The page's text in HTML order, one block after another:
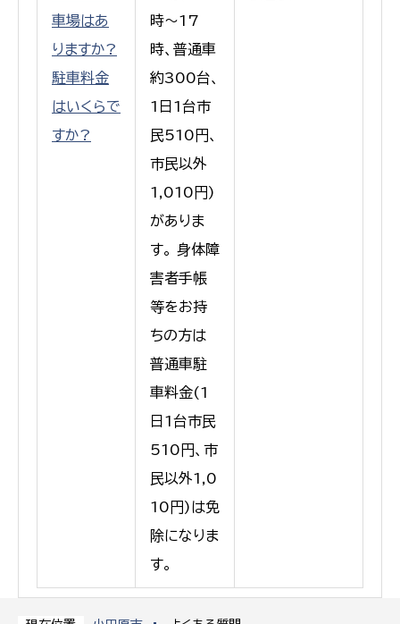
車場はあ
りますか?
駐車料金
はいくらで
すか?
時〜17
時、普通車
約300台、
1日1台市
民510円、
市民以外
1,010円)
がありま
す。 身体障
害者手帳
等をお持
ちの方は
普通車駐
車料金(1
日1台市民
510円、市
民以外1,0
10円)は免
除になりま
す。